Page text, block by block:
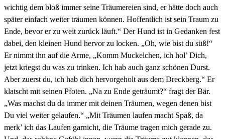
wichtig dem bloß immer seine Träumereien sind, er hätte doch auch
später einfach weiter träumen können. Hoffentlich ist sein Traum zu
Ende, bevor er zu weit zurück läuft.“ Der Hund ist in Gedanken fest
dabei, den kleinen Hund hervor zu locken. „Oh, wie bist du süß!“
Er nimmt ihn auf die Arme, „Komm Muckelchen, ich hol’ Dich,
jetzt kriegst du was zu trinken. Ich hab auch ganz schönen Durst.
Aber zuerst du, ich hab dich hervorgeholt aus dem Dreckberg.“ Er
klatscht mit seinen Pfoten. „Na zu Ende geträumt?“ fragt der Bär.
„Was machst du da immer mit deinen Träumen, wegen denen bist
Du viel weiter gelaufen.“ „Mit Träumen laufen macht Spaß, da
merk’ ich das Laufen garnicht, die Träume tragen mich gerade zu.